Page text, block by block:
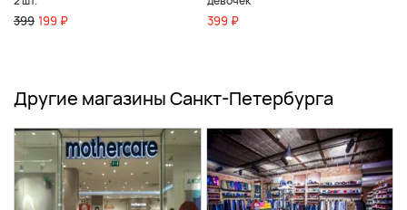
399 199 ₽ 399 ₽
Другие магазины Санкт-Петербурга